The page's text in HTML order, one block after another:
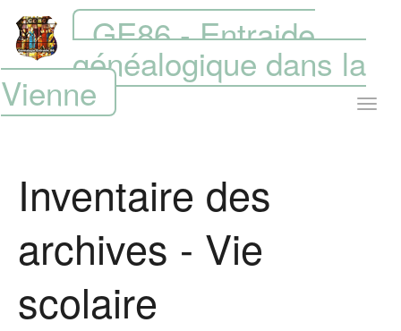
GE86 - Entraide
généalogique dans la
Vienne
Inventaire des
archives - Vie
scolaire